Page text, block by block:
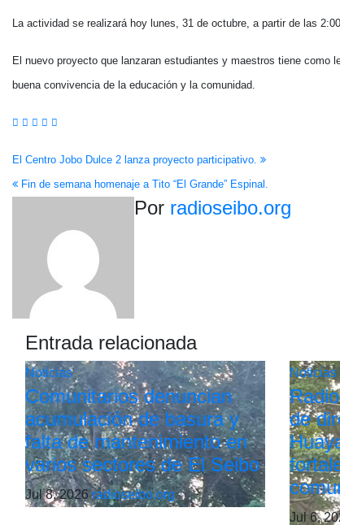
La actividad se realizará hoy lunes, 31 de octubre, a partir de las
El nuevo proyecto que lanzaran estudiantes y maestros tiene como
buena convivencia de la educación y la comunidad.
Navegación
de
entradas
El Centro Jobo Dulce 2 lanza proyecto participativo.
Fin de semana homenaje a Tito “El Grande” Espinal.
Por radioseibo.org
Entrada relacionada
Noticias
Comunitarios denuncian
acumulación de basura y
falta de mantenimiento en
varios sectores de El Seibo
Jul 8, 2026radioseibo.org
Noticias
de
Jul 6,